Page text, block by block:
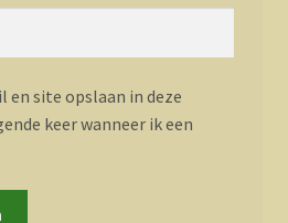
en site opslaan in deze
keer wanneer ik een